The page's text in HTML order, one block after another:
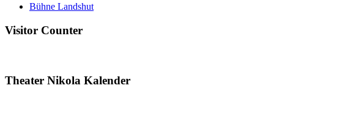
Bühne Landshut
Visitor Counter
Theater Nikola Kalender